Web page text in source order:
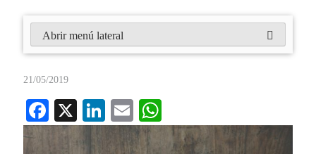
21/05/2019
Fa
ce
X
Li
nk
E
m ha
Abrir menú lateral